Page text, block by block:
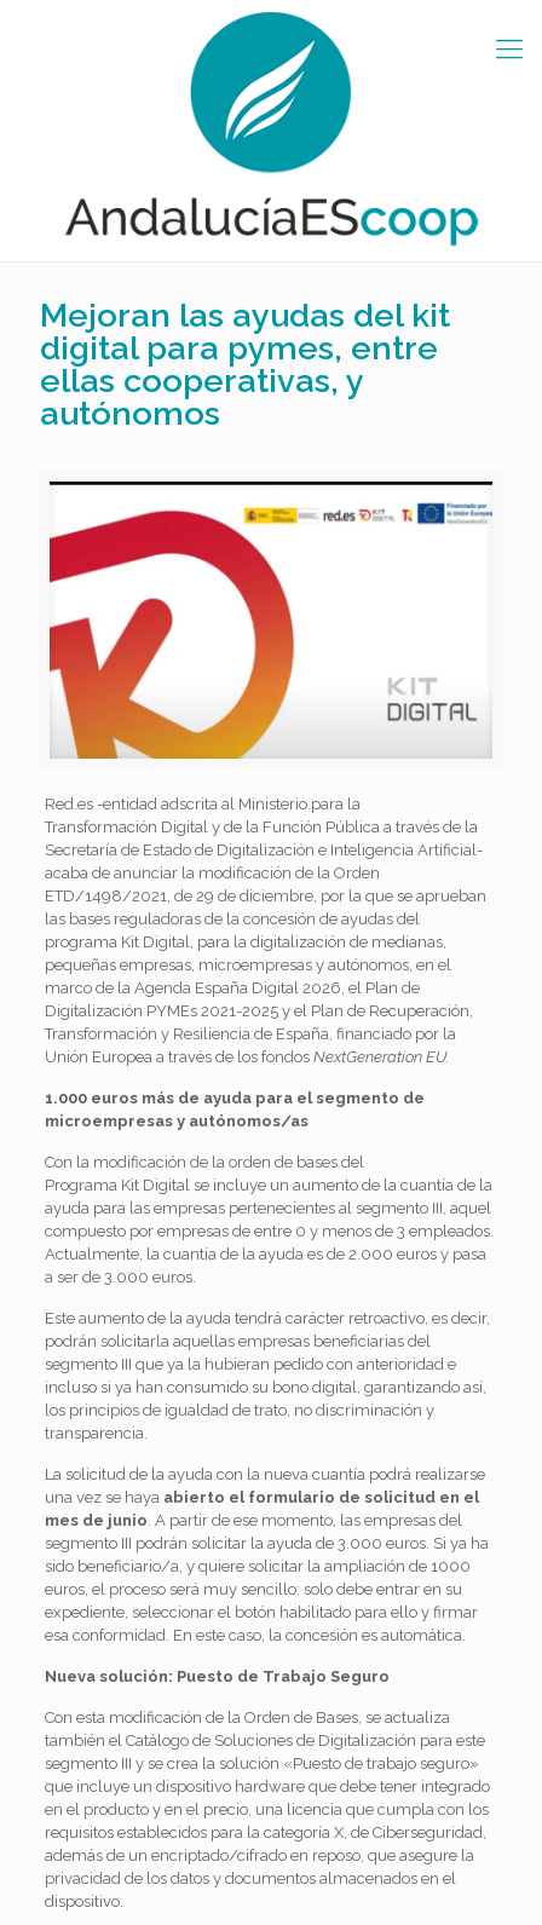
Mejoran las ayudas del kit
digital para pymes, entre
ellas cooperativas, y
autónomos
Red.es -entidad adscrita al Ministerio para la
Transformación Digital y de la Función Pública a través de la
Secretaría de Estado de Digitalización e Inteligencia Artificial-
acaba de anunciar la modificación de la Orden
ETD/1498/2021, de 29 de diciembre, por la que se aprueban
las bases reguladoras de la concesión de ayudas del
programa Kit Digital , para la digitalización de medianas,
pequeñas empresas, microempresas y autónomos, en el
marco de la Agenda España Digital 2026, el Plan de
Digitalización PYMEs 2021-2025 y el Plan de Recuperación,
Transformación y Resiliencia de España, financiado por la
Unión Europea a través de los fondos NextGeneration EU.
1.000 euros más de ayuda para el segmento de
microempresas y autónomos/as
Con la modificación de la orden de bases del
Programa Kit Digital se incluye un aumento de la cuantía de la
ayuda para las empresas pertenecientes al segmento III, aquel
compuesto por empresas de entre 0 y menos de 3 empleados.
Actualmente, la cuantía de la ayuda es de 2.000 euros y pasa
a ser de 3.000 euros.
Este aumento de la ayuda tendrá carácter retroactivo, es decir,
podrán solicitarla aquellas empresas beneficiarias del
segmento III que ya la hubieran pedido con anterioridad e
incluso si ya han consumido su bono digital , garantizando así,
los principios de igualdad de trato, no discriminación y
transparencia.
La solicitud de la ayuda con la nueva cuantía podrá realizarse
una vez se haya abierto el formulario de solicitud en el
mes de junio . A partir de ese momento, las empresas del
segmento III podrán solicitar la ayuda de 3.000 euros. Si ya ha
sido beneficiario/a, y quiere solicitar la ampliación de 1000
euros, el proceso será muy sencillo: solo debe entrar en su
expediente, seleccionar el botón habilitado para ello y firmar
esa conformidad. En este caso, la concesión es automática.
Nueva solución: Puesto de Trabajo Seguro
Con esta modificación de la Orden de Bases, se actualiza
también el Catálogo de Soluciones de Digitalización para este
segmento III y se crea la solución «Puesto de trabajo seguro»
que incluye un dispositivo hardware que debe tener integrado
en el producto y en el precio, una licencia que cumpla con los
requisitos establecidos para la categoría X, de Ciberseguridad,
además de un encriptado/cifrado en reposo, que asegure la
privacidad de los datos y documentos almacenados en el
dispositivo.